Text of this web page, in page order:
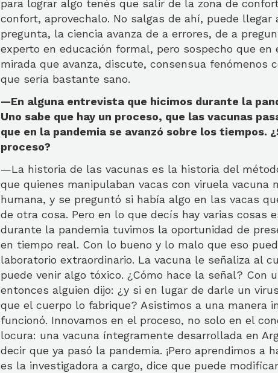
para lograr algo tenés que salir de la zona de
confort, aprovechalo. No salgas de ahí, puede llegar
pregunta, la ciencia avanza de a errores, de a
experto en educación formal, pero sospecho que
mirada que avanza, discute, consensua fenómenos
que sería bastante sano.
—En alguna entrevista que hicimos durante la
Uno sabe que hay un proceso, que las vacunas
que en la pandemia se avanzó sobre los tiempos.
proceso?
—La historia de las vacunas es la historia del
que quienes manipulaban vacas con viruela vacuna
humana, y se preguntó si había algo en las vacas
de otra cosa. Pero en lo que decís hay varias cosas
durante la pandemia tuvimos la oportunidad de
en tiempo real. Con lo bueno y lo malo que eso
laboratorio extraordinario. La vacuna le señaliza al
puede venir algo tóxico. ¿Cómo hace la señal? Con
entonces alguien dijo: ¿y si en lugar de darle un
que el cuerpo lo fabrique? Asistimos a una manera
funcionó. Innovamos en el proceso, no solo en el
locura: una vacuna íntegramente desarrollada en
decir que ya pasó la pandemia. ¡Pero aprendimos a
es la investigadora a cargo, dice que puede